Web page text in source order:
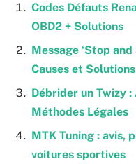
Codes Défauts
OBD2 + Solutions
Message ‘Stop
Causes et Solutions
Débrider un Twizy
Méthodes Légales
MTK Tuning : avis,
voitures sportives